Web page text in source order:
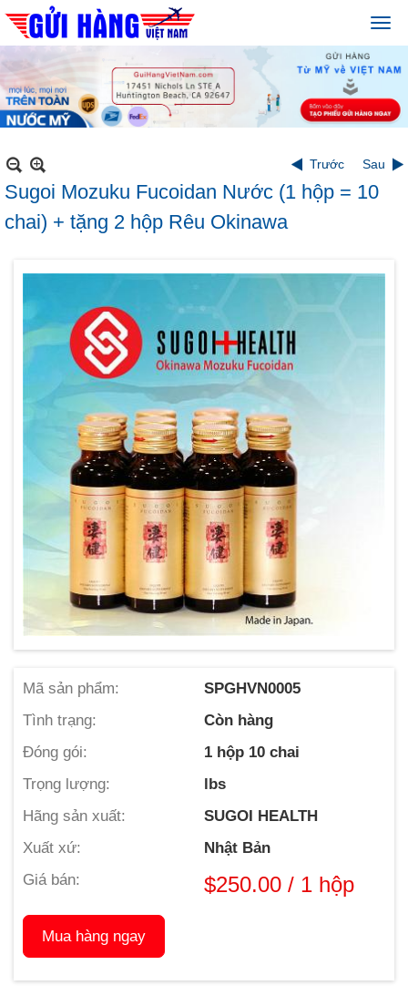
Trước Sau
Sugoi Mozuku Fucoidan Nước (1 hộp = 10
chai) + tặng 2 hộp Rêu Okinawa
Mã sản phẩm:
SPGHVN0005
Tình trạng:
Còn hàng
Đóng gói:
1 hộp 10 chai
Trọng lượng:
lbs
Hãng sản xuất:
SUGOI HEALTH
Xuất xứ:
Nhật Bản
Giá bán:
$250.00 / 1 hộp
Mua hàng ngay